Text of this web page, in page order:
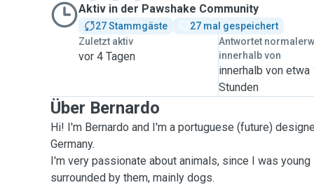
Aktiv in der Pawshake Community
27 Stammgäste
27 mal gespeichert
Zuletzt aktiv
vor 4 Tagen
Antwortet
innerhalb von
innerhalb von etwa
Stunden
Über Bernardo
Hi! I'm Bernardo and I'm a portuguese (future)
Germany.
I'm very passionate about animals, since I was
surrounded by them, mainly dogs.